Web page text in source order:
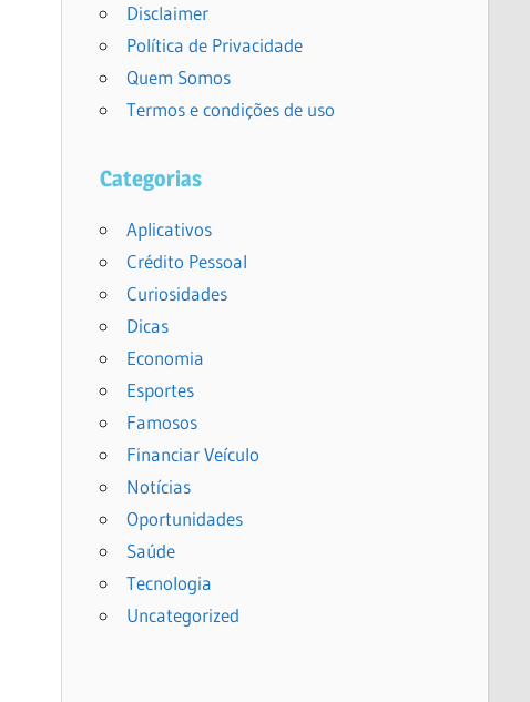
Disclaimer
Política de Privacidade
Quem Somos
Termos e condições de uso
Categorias
Aplicativos
Crédito Pessoal
Curiosidades
Dicas
Economia
Esportes
Famosos
Financiar Veículo
Notícias
Oportunidades
Saúde
Tecnologia
Uncategorized